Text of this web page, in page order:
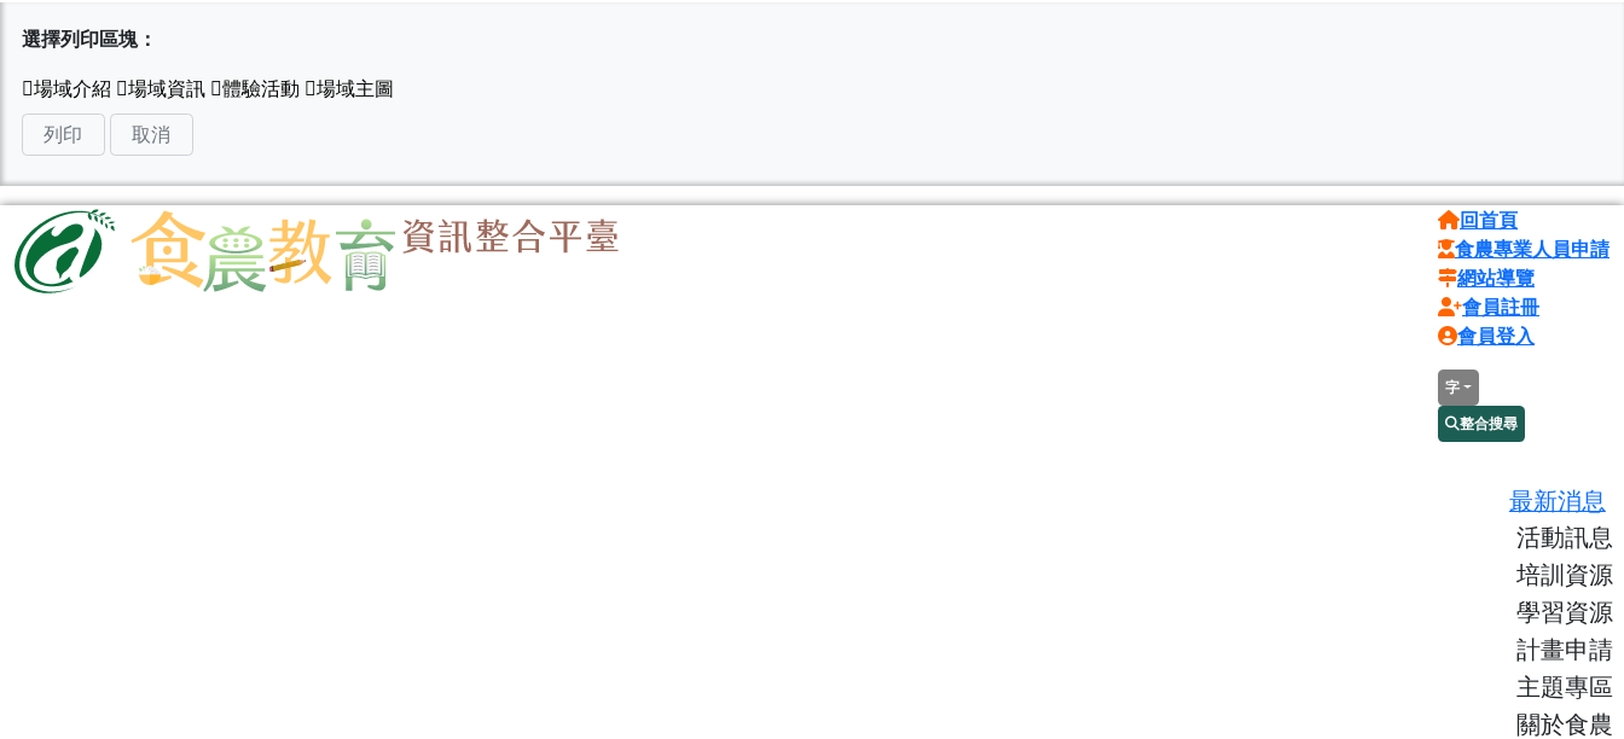
選擇列印區塊：
列印 取消
回首頁
食農專業人員申請
網站導覽
會員註冊
會員登入
字
整合搜尋
最新消息
活動訊息
培訓資源
學習資源
計畫申請
主題專區
關於食農